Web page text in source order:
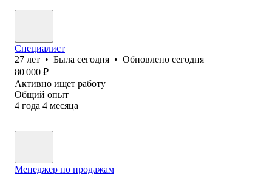
Специалист
27 лет • Была сегодня • Обновлено сегодня
80 000 ₽
Активно ищет работу
Общий опыт
4 года 4 месяца
Менеджер по продажам